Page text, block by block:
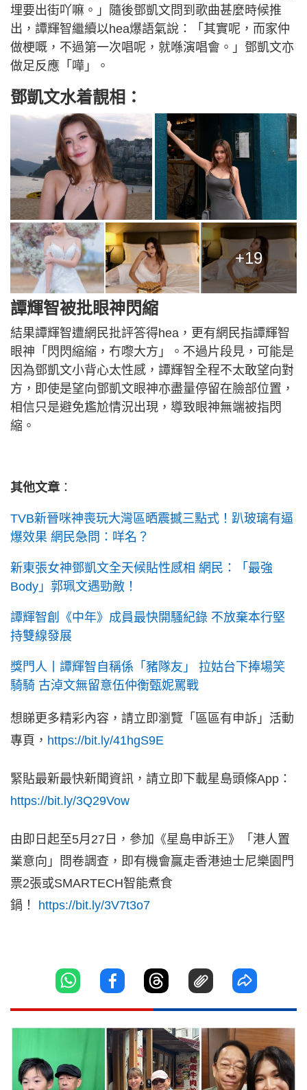
埋要出街吖嘛。」隨後鄧凱文問到歌曲甚麼時候推
出，譚輝智繼續以hea爆語氣說：「其實呢，而家仲
做梗嘅，不過第一次唱呢，就喺演唱會。」鄧凱文亦
做足反應「嘩」。
鄧凱文水着靚相：
+19
譚輝智被批眼神閃縮
結果譚輝智遭網民批評答得hea，更有網民指譚輝智
眼神「閃閃縮縮，冇嚟大方」。不過片段見，可能是
因為鄧凱文小背心太性感，譚輝智全程不太敢望向對
方，即使是望向鄧凱文眼神亦盡量停留在臉部位置，
相信只是避免尷尬情況出現，導致眼神無端被指閃
縮。
其他文章 ：
TVB新晉咪神喪玩大灣區晒震撼三點式！趴玻璃有逼
爆效果 網民急問：咩名？
新東張女神鄧凱文全天候貼性感相 網民：「最強
Body」郭珮文遇勁敵！
譚輝智創《中年》成員最快開騷紀錄 不放棄本行堅
持雙線發展
獎門人丨譚輝智自稱係「豬隊友」 拉姑台下捧場笑
騎騎 古淖文無留意伍仲衡甄妮罵戰
想睇更多精彩內容，請立即瀏覽「區區有申訴」活動
專頁， https://bit.ly/41hgS9E
緊貼最新最快新聞資訊，請立即下載星島頭條App：
https://bit.ly/3Q29Vow
由即日起至5月27日，參加《星島申訴王》「港人置
業意向」問卷調查，即有機會贏走香港迪士尼樂園門
票2張或SMARTECH智能煮食
鍋！ https://bit.ly/3V7t3o7